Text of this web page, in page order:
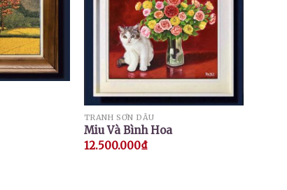
TRANH SƠN DẦU
Miu Và Bình Hoa
12.500.000₫